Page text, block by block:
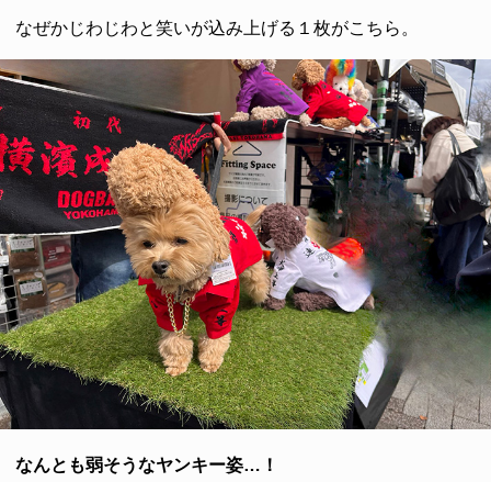
なぜかじわじわと笑いが込み上げる１枚がこちら。
なんとも弱そうなヤンキー姿…！